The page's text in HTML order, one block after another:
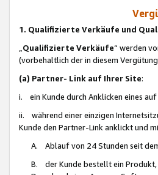
1. Qualifizierte Verkäufe und
Qualifizierte Verkäufe“ werden
(vorbehaltlich der in diesem
(a) Partner- Link auf Ihrer Site:
i. ein Kunde durch Anklicken eines
ii. während einer einzigen
Kunde den Partner-Link anklickt und
A. Ablauf von 24 Stunden seit
B. der Kunde bestellt ein Produkt,